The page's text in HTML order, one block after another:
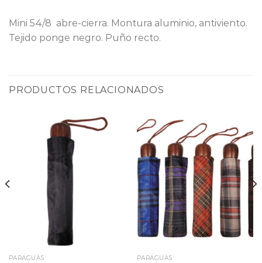
Mini 54/8 abre-cierra. Montura aluminio, antiviento.
Tejido ponge negro. Puño recto.
PRODUCTOS RELACIONADOS
PARAGUAS PARAGUAS